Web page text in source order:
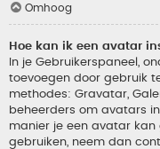
Omhoog
Hoe kan ik een avatar
In je Gebruikerspaneel,
toevoegen door gebruik
methodes: Gravatar,
beheerders om avatars
manier je een avatar kan
gebruiken, neem dan